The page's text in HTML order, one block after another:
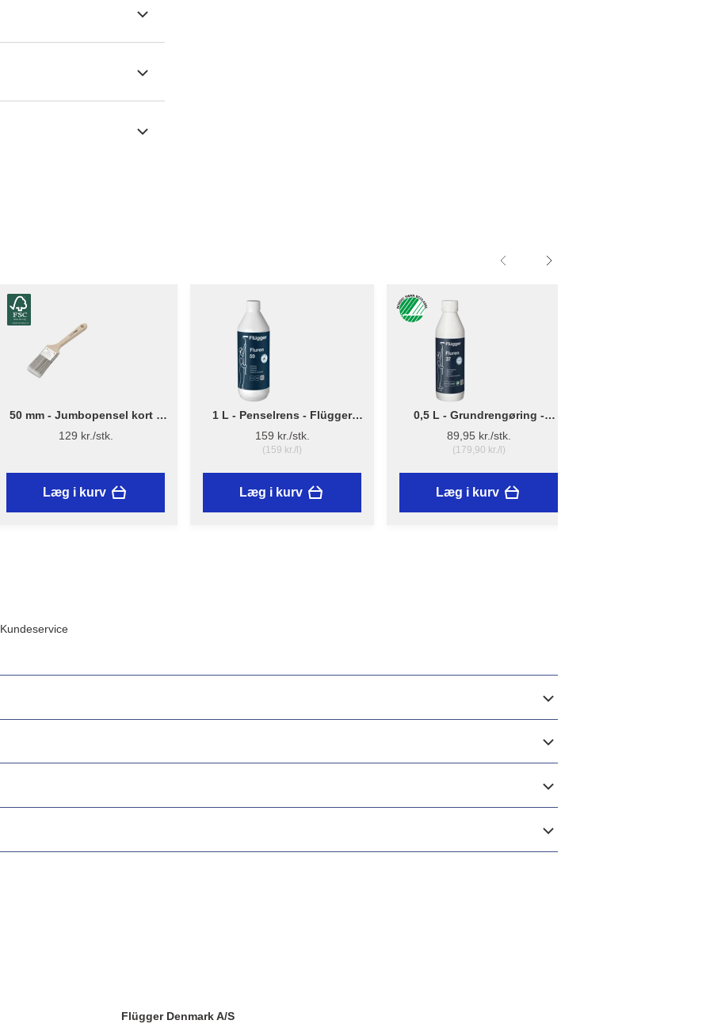
50 mm - Jumbopensel kort –
Flügger Pro Series
129 kr./stk.
Læg i kurv
1 L - Penselrens - Flügger
Fluren 59
159 kr./stk.
(159 kr./l)
Læg i kurv
0,5 L - Grundrengøring -
Flügger Fluren 37
89,95 kr./stk.
(179,90 kr./l)
Læg i kurv
Kundeservice
Flügger Denmark A/S